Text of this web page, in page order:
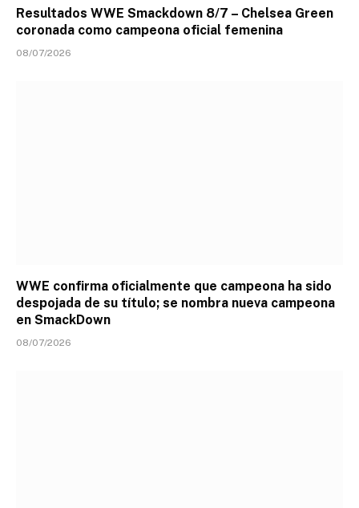
Resultados WWE Smackdown 8/7 – Chelsea Green
coronada como campeona oficial femenina
08/07/2026
WWE confirma oficialmente que campeona ha sido
despojada de su título; se nombra nueva campeona
en SmackDown
08/07/2026